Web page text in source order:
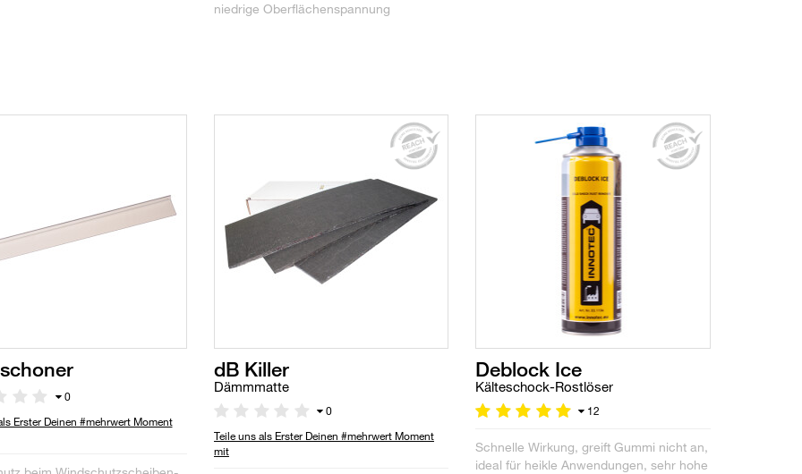
niedrige Oberflächenspannung
0
Erster Deinen #mehrwert Moment
dB Killer
Dämmmatte
0
Teile uns als Erster Deinen #mehrwert Moment
mit
Deblock Ice
Kälteschock-Rostlöser
12
Schnelle Wirkung, greift Gummi nicht an,
ideal für heikle Anwendungen, sehr hohe